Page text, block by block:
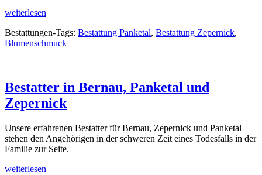
weiterlesen
Bestattungen-Tags: Bestattung Panketal, Bestattung Zepernick,
Blumenschmuck
Bestatter in Bernau, Panketal und
Zepernick
Unsere erfahrenen Bestatter für Bernau, Zepernick und Panketal
stehen den Angehörigen in der schweren Zeit eines Todesfalls in der
Familie zur Seite.
weiterlesen